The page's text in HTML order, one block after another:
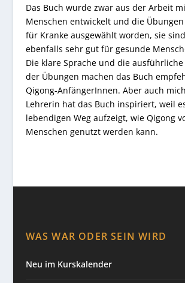
Das Buch wurde zwar aus der Arbeit
Menschen entwickelt und die
für Kranke ausgewählt worden, sie
ebenfalls sehr gut für gesunde
Die klare Sprache und die
der Übungen machen das Buch
Qigong-AnfängerInnen. Aber auch
Lehrerin hat das Buch inspiriert, weil
lebendigen Weg aufzeigt, wie Qigong
Menschen genutzt werden kann.
WAS WAR ODER SEIN WIRD
Neu im Kurskalender